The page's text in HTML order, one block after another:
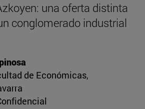
una oferta distinta
conglomerado industrial
de Económicas,